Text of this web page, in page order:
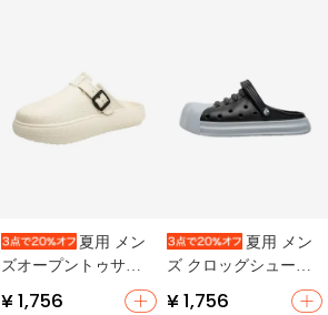
夏用 メン
ズオープントゥサン
ダル【防滑・厚底・
¥ 1,756
夏用 メン
ズ クロッグシューズ
【防滑・防臭・オフ
¥ 1,756